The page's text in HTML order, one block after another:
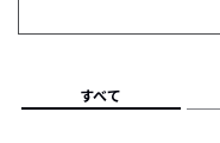
すべて